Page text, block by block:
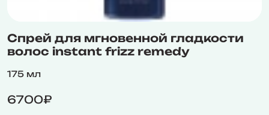
Спрей для мгновенной гладкости
волос instant frizz remedy
175 мл
6700₽